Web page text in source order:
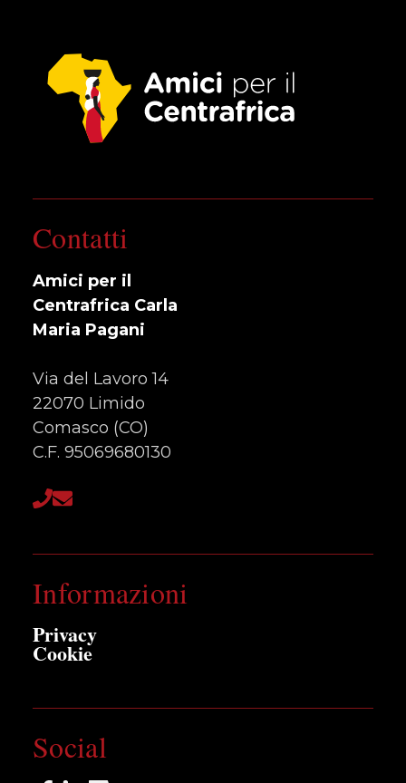
Contatti
Amici per il
Centrafrica Carla
Maria Pagani
Via del Lavoro 14
22070 Limido
Comasco (CO)
C.F. 95069680130
Informazioni
Privacy
Cookie
Social